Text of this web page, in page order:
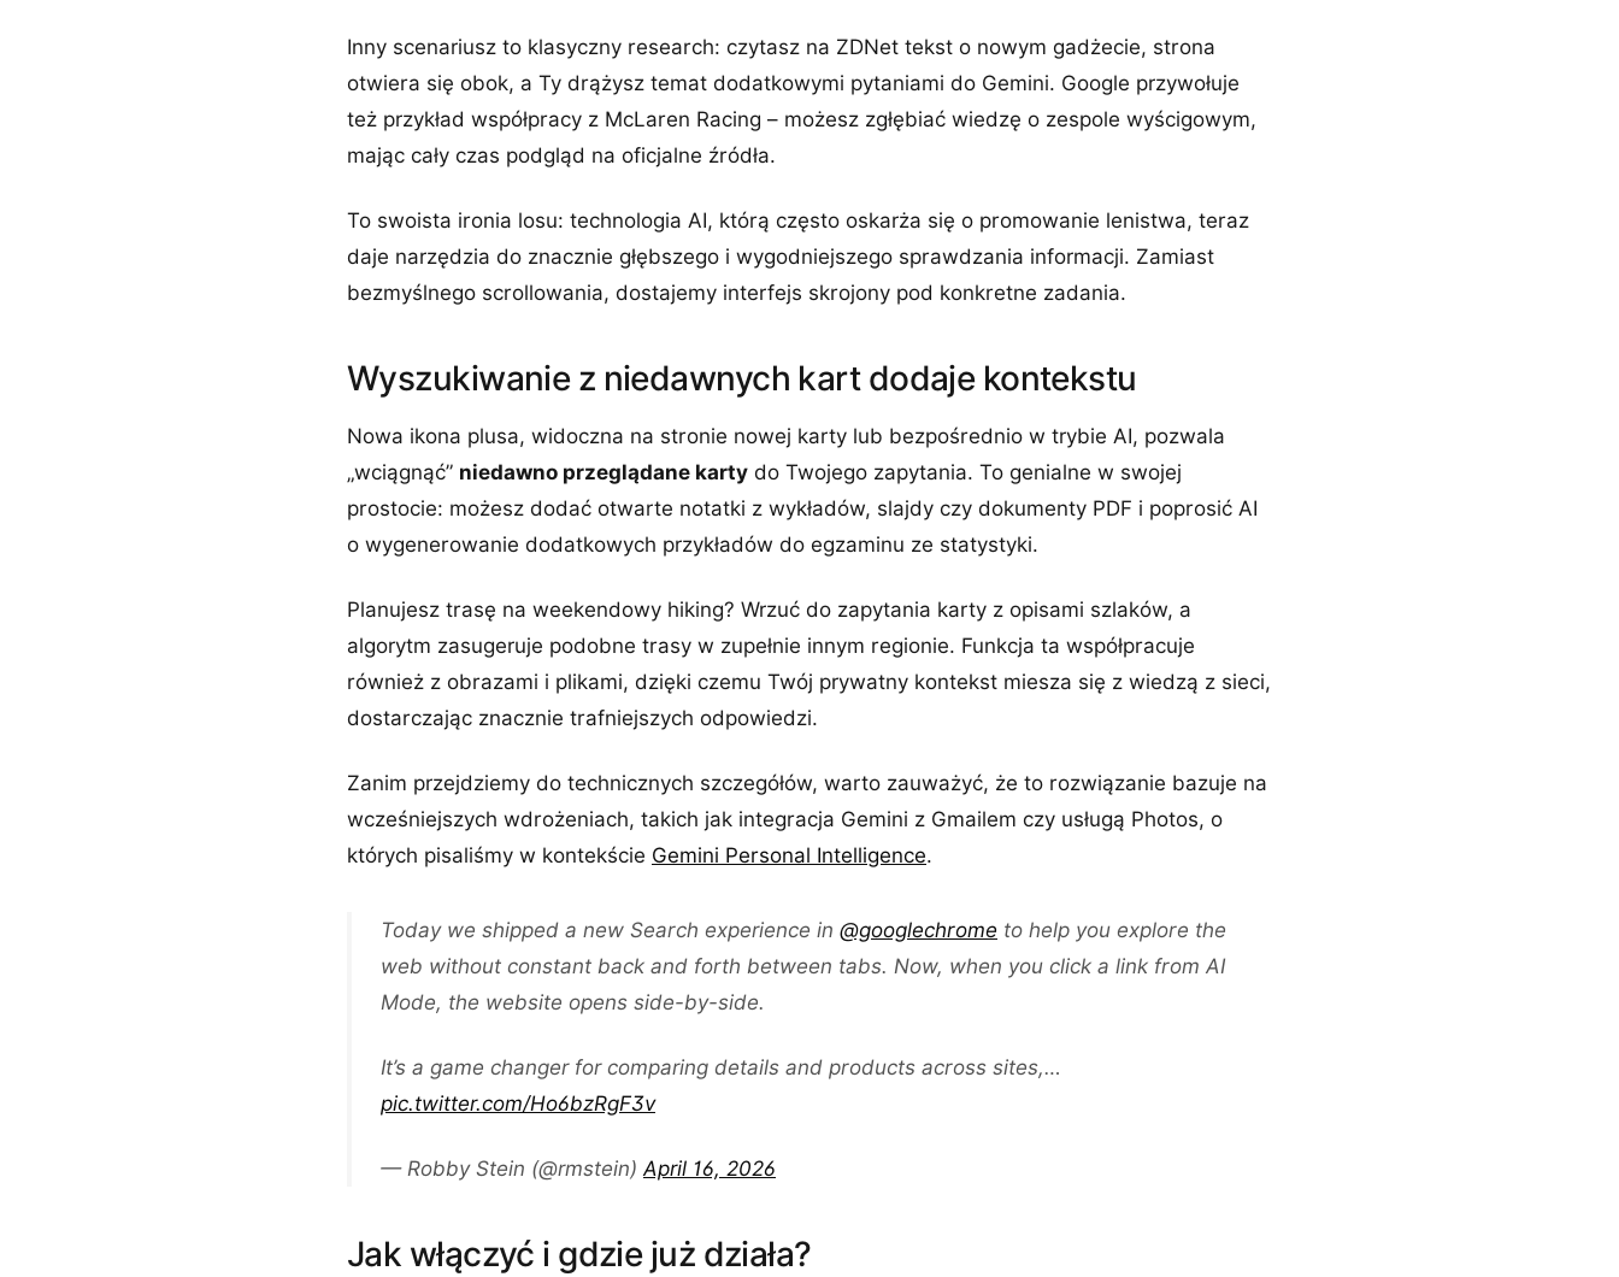
Inny scenariusz to klasyczny research: czytasz na ZDNet tekst o nowym gadżecie, strona
otwiera się obok, a Ty drążysz temat dodatkowymi pytaniami do Gemini. Google przywołuje
też przykład współpracy z McLaren Racing – możesz zgłębiać wiedzę o zespole wyścigowym,
mając cały czas podgląd na oficjalne źródła.
To swoista ironia losu: technologia AI, którą często oskarża się o promowanie lenistwa, teraz
daje narzędzia do znacznie głębszego i wygodniejszego sprawdzania informacji. Zamiast
bezmyślnego scrollowania, dostajemy interfejs skrojony pod konkretne zadania.
Wyszukiwanie z niedawnych kart dodaje kontekstu
Nowa ikona plusa, widoczna na stronie nowej karty lub bezpośrednio w trybie AI, pozwala
„wciągnąć” niedawno przeglądane karty do Twojego zapytania. To genialne w swojej
prostocie: możesz dodać otwarte notatki z wykładów, slajdy czy dokumenty PDF i poprosić AI
o wygenerowanie dodatkowych przykładów do egzaminu ze statystyki.
Planujesz trasę na weekendowy hiking? Wrzuć do zapytania karty z opisami szlaków, a
algorytm zasugeruje podobne trasy w zupełnie innym regionie. Funkcja ta współpracuje
również z obrazami i plikami, dzięki czemu Twój prywatny kontekst miesza się z wiedzą z sieci,
dostarczając znacznie trafniejszych odpowiedzi.
Zanim przejdziemy do technicznych szczegółów, warto zauważyć, że to rozwiązanie bazuje na
wcześniejszych wdrożeniach, takich jak integracja Gemini z Gmailem czy usługą Photos, o
których pisaliśmy w kontekście Gemini Personal Intelligence.
Today we shipped a new Search experience in @googlechrome to help you explore the
web without constant back and forth between tabs. Now, when you click a link from AI
Mode, the website opens side-by-side.
It’s a game changer for comparing details and products across sites,…
pic.twitter.com/Ho6bzRgF3v
— Robby Stein (@rmstein)April 16, 2026
Jak włączyć i gdzie już działa?